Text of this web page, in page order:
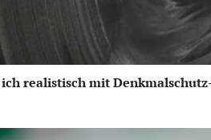
realistisch mit